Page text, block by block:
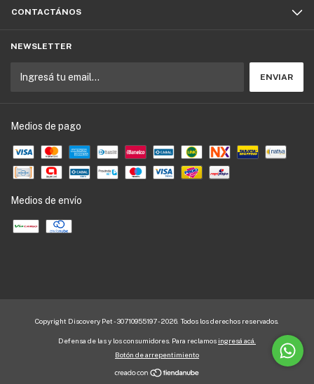
CONTACTÁNOS
NEWSLETTER
Medios de pago
Medios de envío
Copyright Discovery Pet - 30710955197 - 2026. Todos los derechos reservados.
Defensa de las y los consumidores. Para reclamos ingresá acá.
Botón de arrepentimiento